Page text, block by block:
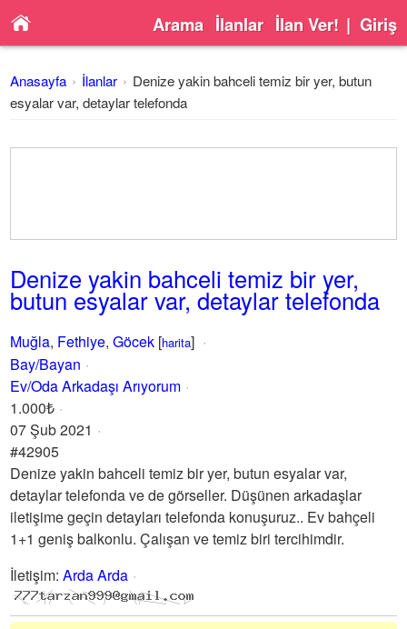
Arama İlanlar İlan Ver! | Giriş
Anasayfa İlanlar
Denize yakin bahceli temiz bir yer, butun
esyalar var, detaylar telefonda
Denize yakin bahceli temiz bir yer,
butun esyalar var, detaylar telefonda
Muğla, Fethiye,Göcek [harita]
Bay/Bayan
Ev/Oda Arkadaşı Arıyorum
1.000₺
07 Şub 2021
#42905
Denize yakin bahceli temiz bir yer, butun esyalar var,
detaylar telefonda ve de görseller. Düşünen arkadaşlar
iletişime geçin detayları telefonda konuşuruz.. Ev bahçeli
1+1 geniş balkonlu. Çalışan ve temiz biri tercihimdir.
İletişim:Arda Arda